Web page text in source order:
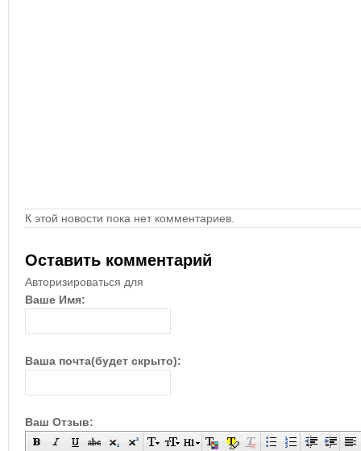
К этой новости пока нет комментариев.
Оставить комментарий
Авторизироваться для
Ваше Имя:
Ваша почта(будет скрыто):
Ваш Отзыв: